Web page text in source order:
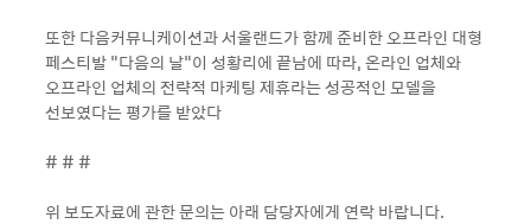
또한 다음커뮤니케이션과 서울랜드가 함께 준비한 오프라인 대형
페스티발 "다음의 날"이 성황리에 끝남에 따라, 온라인 업체와
오프라인 업체의 전략적 마케팅 제휴라는 성공적인 모델을
선보였다는 평가를 받았다
# # #
위 보도자료에 관한 문의는 아래 담당자에게 연락 바랍니다.